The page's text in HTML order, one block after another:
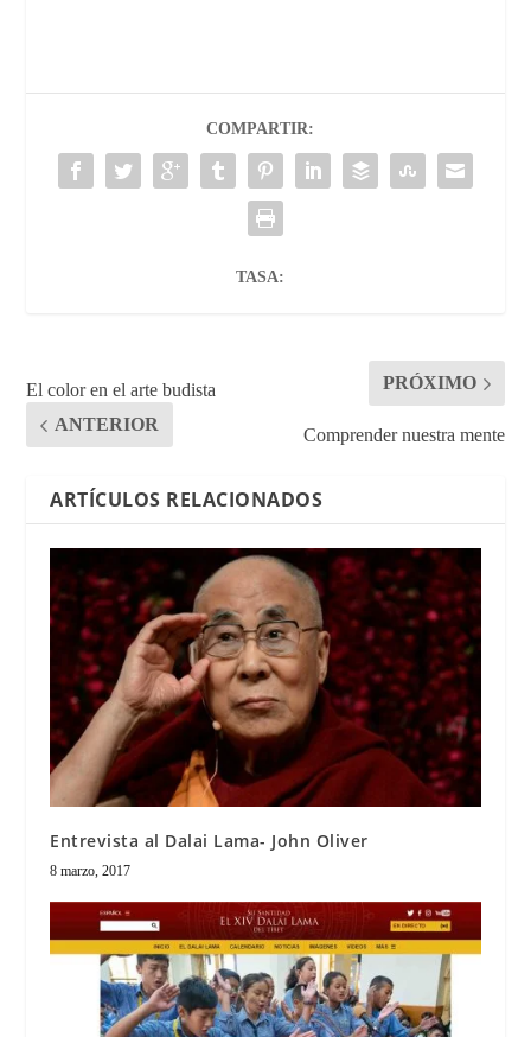
COMPARTIR:
TASA:
El color en el arte budista
ANTERIOR
PRÓXIMO
Comprender nuestra mente
ARTÍCULOS RELACIONADOS
Entrevista al Dalai Lama- John Oliver
8 marzo, 2017